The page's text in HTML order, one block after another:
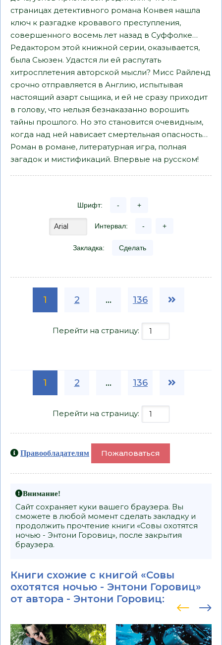
страницах детективного романа Конвея нашла
ключ к разгадке кровавого преступления,
совершенного восемь лет назад в Суффолке…
Редактором этой книжной серии, оказывается,
была Сьюзен. Удастся ли ей распутать
хитросплетения авторской мысли? Мисс Райленд
срочно отправляется в Англию, испытывая
настоящий азарт сыщика, и ей не сразу приходит
в голову, что нельзя безнаказанно ворошить
тайны прошлого. Но это становится очевидным,
когда над ней нависает смертельная опасность…
Роман в романе, литературная игра, полная
загадок и мистификаций. Впервые на русском!
Шрифт: - +
Интервал: - +
Закладка: Сделать
1 2 ... 136
Перейти на страницу:
1 2 ... 136
Перейти на страницу:
Правообладателям Пожаловаться
Внимание!
Сайт сохраняет куки вашего браузера. Вы
сможете в любой момент сделать закладку и
продолжить прочтение книги «Совы охотятся
ночью - Энтони Горовиц», после закрытия
браузера.
Книги схожие с книгой «Совы
охотятся ночью - Энтони Горовиц»
от автора - Энтони Горовиц: